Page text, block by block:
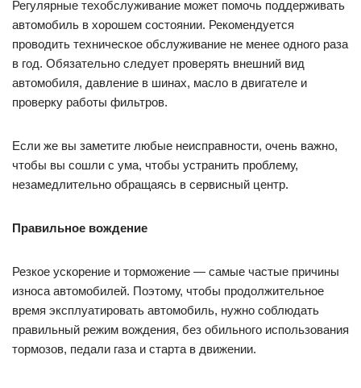
Регулярные техобслуживание может помочь поддерживать
автомобиль в хорошем состоянии. Рекомендуется
проводить техническое обслуживание не менее одного раза
в год. Обязательно следует проверять внешний вид
автомобиля, давление в шинах, масло в двигателе и
проверку работы фильтров.
Если же вы заметите любые неисправности, очень важно,
чтобы вы сошли с ума, чтобы устранить проблему,
незамедлительно обращаясь в сервисный центр.
Правильное вождение
Резкое ускорение и торможение — самые частые причины
износа автомобилей. Поэтому, чтобы продолжительное
время эксплуатировать автомобиль, нужно соблюдать
правильный режим вождения, без обильного использования
тормозов, педали газа и старта в движении.